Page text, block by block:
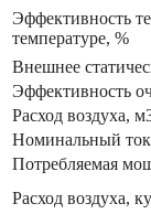
Эффективность
температуре, %
Внешнее
Эффективность
Расход воздуха,
Номинальный
Потребляемая
Расход воздуха,